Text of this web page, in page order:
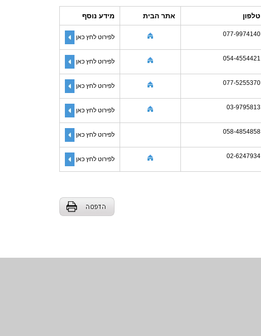
טלפון אתר הבית מידע נוסף
077-9974140 לפירוט לחץ כאן
054-4554421 לפירוט לחץ כאן
077-5255370 לפירוט לחץ כאן
03-9795813 לפירוט לחץ כאן
058-4854858 לפירוט לחץ כאן
02-6247934 לפירוט לחץ כאן